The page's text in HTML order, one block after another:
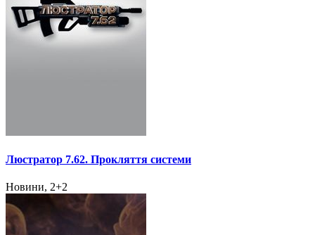
Люстратор 7.62. Прокляття системи
Новини, 2+2